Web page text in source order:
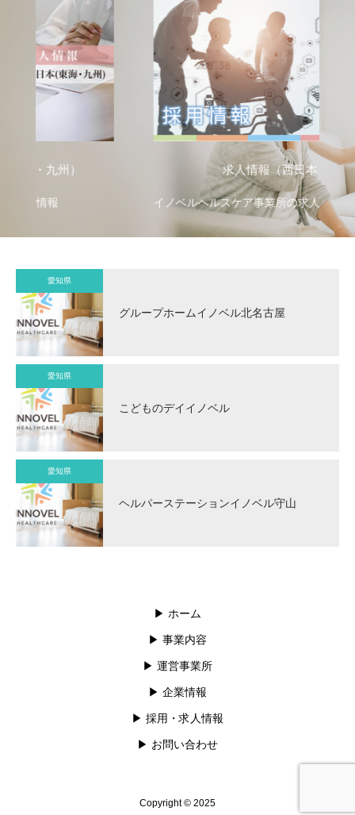
求人情報（西日本）
イノベルヘルスケア事業所の求人情報
愛知県
グループホームイノベル北名古屋
愛知県
こどものデイイノベル
愛知県
ヘルパーステーションイノベル守山
▶︎ ホーム
▶︎ 事業内容
▶︎ 運営事業所
▶︎ 企業情報
▶︎ 採用・求人情報
▶︎ お問い合わせ
Copyright © 2025